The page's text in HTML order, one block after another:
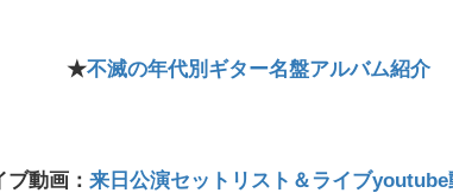
不滅の年代別ギター名盤アルバム紹介
ブ動画： 来日公演セットリスト＆ライブyoutube